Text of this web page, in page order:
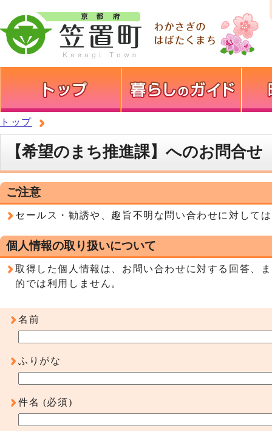
トップ
【希望のまち推進課】へのお問合せ
ご注意
セールス・勧誘や、趣旨不明な問い合わせに対して
個人情報の取り扱いについて
取得した個人情報は、お問い合わせに対する回答、
的では利用しません。
名前
ふりがな
件名 (必須)